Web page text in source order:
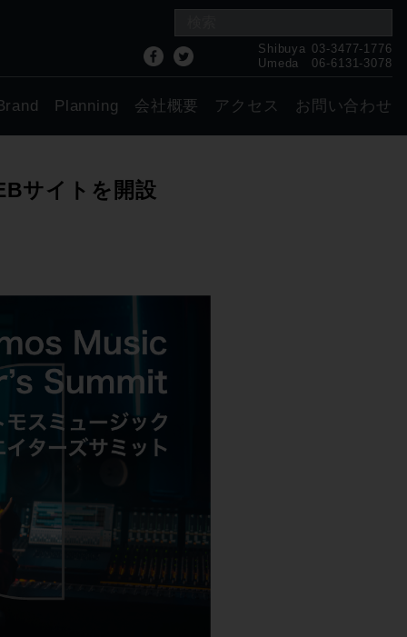
Shibuya 03-3477-1776
Umeda
06-6131-3078
Planning 会社概要 アクセス お問い合わせ
サイトを開設